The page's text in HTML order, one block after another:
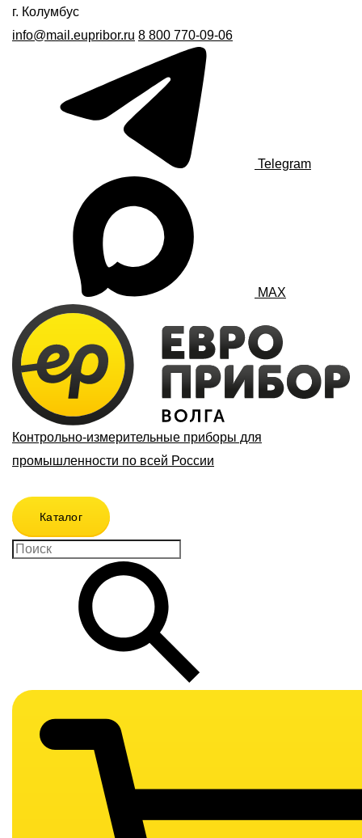
г. Колумбус
info@mail.eupribor.ru 8 800 770-09-06
Telegram
MAX
Контрольно-измерительные приборы для
промышленности по всей России
Каталог